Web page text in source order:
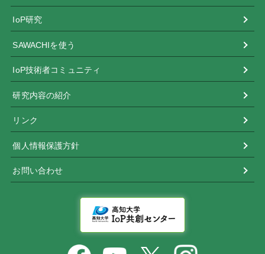
IoP研究
SAWACHIを使う
IoP技術者コミュニティ
研究内容の紹介
リンク
個人情報保護方針
お問い合わせ